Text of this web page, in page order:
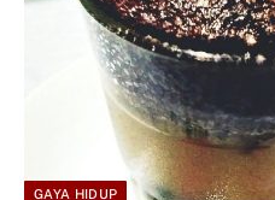
GAYA HIDUP